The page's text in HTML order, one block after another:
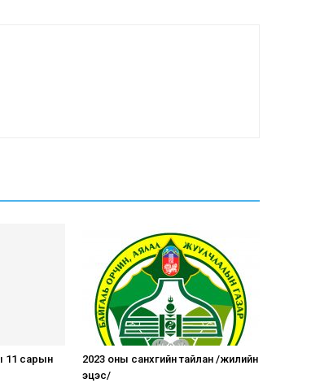
11 сарын
2023 оны санхүүгийн тайлан /жилийн
эцэс/